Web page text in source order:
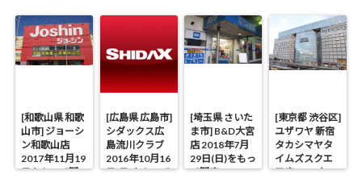
[和歌山県 和歌
山市] ジョーシ
ン和歌山店
2017年11月19
日をもって閉
[広島県 広島市]
シダックス広
島流川クラブ
2016年10月16
日(日)をもって
[埼玉県 さいた
ま市] B&D大宮
店 2018年7月
29日(日)をもっ
て閉店
[東京都 渋谷区]
ユザワヤ 新宿
タカシマヤタ
イムズスクエ
ア店 2016年11